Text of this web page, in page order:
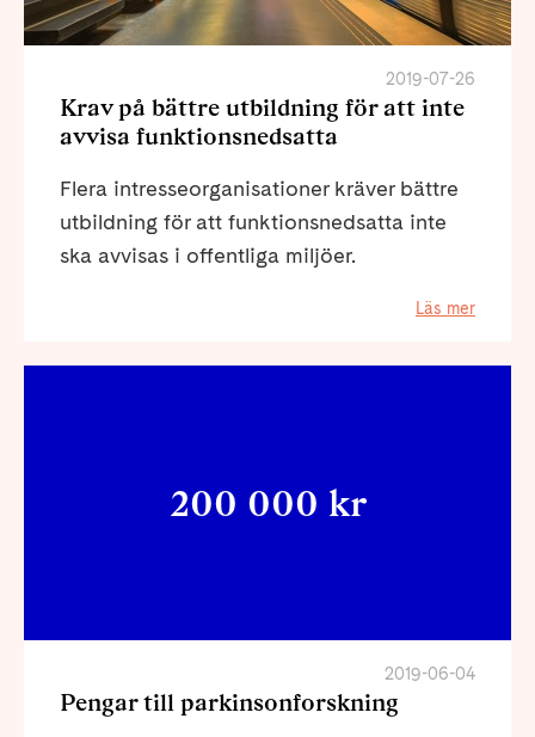
2019-07-26
Krav på bättre utbildning för att inte
avvisa funktionsnedsatta
Flera intresseorganisationer kräver bättre
utbildning för att funktionsnedsatta inte
ska avvisas i offentliga miljöer.
Läs mer
200 000 kr
2019-06-04
Pengar till parkinsonforskning